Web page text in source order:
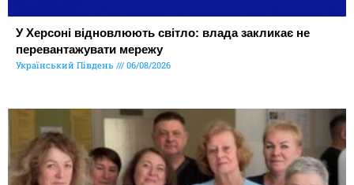
У Херсоні відновлюють світло: влада закликає не
перевантажувати мережу
Український Південь 06/08/2026